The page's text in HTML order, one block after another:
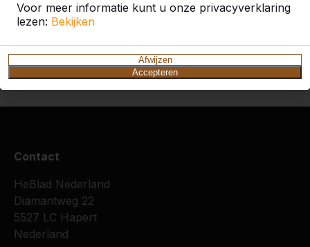
Voor meer informatie kunt u onze privacyverklaring
lezen: Bekijken
Afwijzen
Accepteren
Zie ook
Den
Hout
Dongen Dorst Oosteind
Oosterhout
- Nbr
Contact
HeBlad Nederland
Diamantweg 22
5527 LC Hapert
Nederland